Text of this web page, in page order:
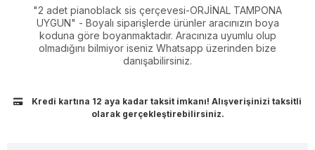
"2 adet pianoblack sis çerçevesi-ORJİNAL TAMPONA
UYGUN" - Boyalı siparişlerde ürünler aracınızın boya
koduna göre boyanmaktadır. Aracınıza uyumlu olup
olmadığını bilmiyor iseniz Whatsapp üzerinden bize
danışabilirsiniz.
Kredi kartına 12 aya kadar taksit imkanı! Alışverişinizi taksitli
olarak gerçekleştirebilirsiniz.